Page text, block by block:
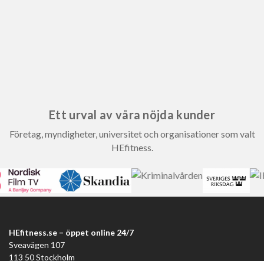
Ett urval av våra nöjda kunder
Företag, myndigheter, universitet och organisationer som valt
HEfitness.
HEfitness.se – öppet online 24/7
Sveavägen 107
113 50 Stockholm